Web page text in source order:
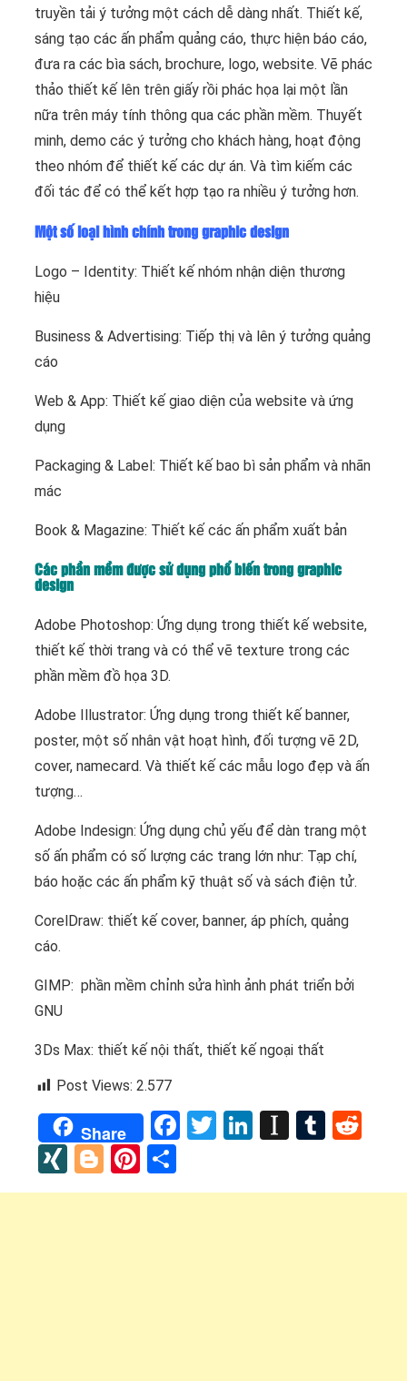
truyền tải ý tưởng một cách dễ dàng nhất. Thiết kế,
sáng tạo các ấn phẩm quảng cáo, thực hiện báo cáo,
đưa ra các bìa sách, brochure, logo, website. Vẽ phác
thảo thiết kế lên trên giấy rồi phác họa lại một lần
nữa trên máy tính thông qua các phần mềm. Thuyết
minh, demo các ý tưởng cho khách hàng, hoạt động
theo nhóm để thiết kế các dự án. Và tìm kiếm các
đối tác để có thể kết hợp tạo ra nhiều ý tưởng hơn.
Một số loại hình chính trong graphic design
Logo – Identity: Thiết kế nhóm nhận diện thương
hiệu
Business & Advertising: Tiếp thị và lên ý tưởng quảng
cáo
Web & App: Thiết kế giao diện của website và ứng
dụng
Packaging & Label: Thiết kế bao bì sản phẩm và nhãn
mác
Book & Magazine: Thiết kế các ấn phẩm xuất bản
Các phần mềm được sử dụng phổ biến trong graphic
design
Adobe Photoshop: Ứng dụng trong thiết kế website,
thiết kế thời trang và có thể vẽ texture trong các
phần mềm đồ họa 3D.
Adobe Illustrator: Ứng dụng trong thiết kế banner,
poster, một số nhân vật hoạt hình, đối tượng vẽ 2D,
cover, namecard. Và thiết kế các mẫu logo đẹp và ấn
tượng…
Adobe Indesign: Ứng dụng chủ yếu để dàn trang một
số ấn phẩm có số lượng các trang lớn như: Tạp chí,
báo hoặc các ấn phẩm kỹ thuật số và sách điện tử.
CorelDraw: thiết kế cover, banner, áp phích, quảng
cáo.
GIMP: phần mềm chỉnh sửa hình ảnh phát triển bởi
GNU
3Ds Max: thiết kế nội thất, thiết kế ngoại thất
Post Views: 2.577
Share Facebook
Twitter
LinkedIn
XINGBloggerPinterest